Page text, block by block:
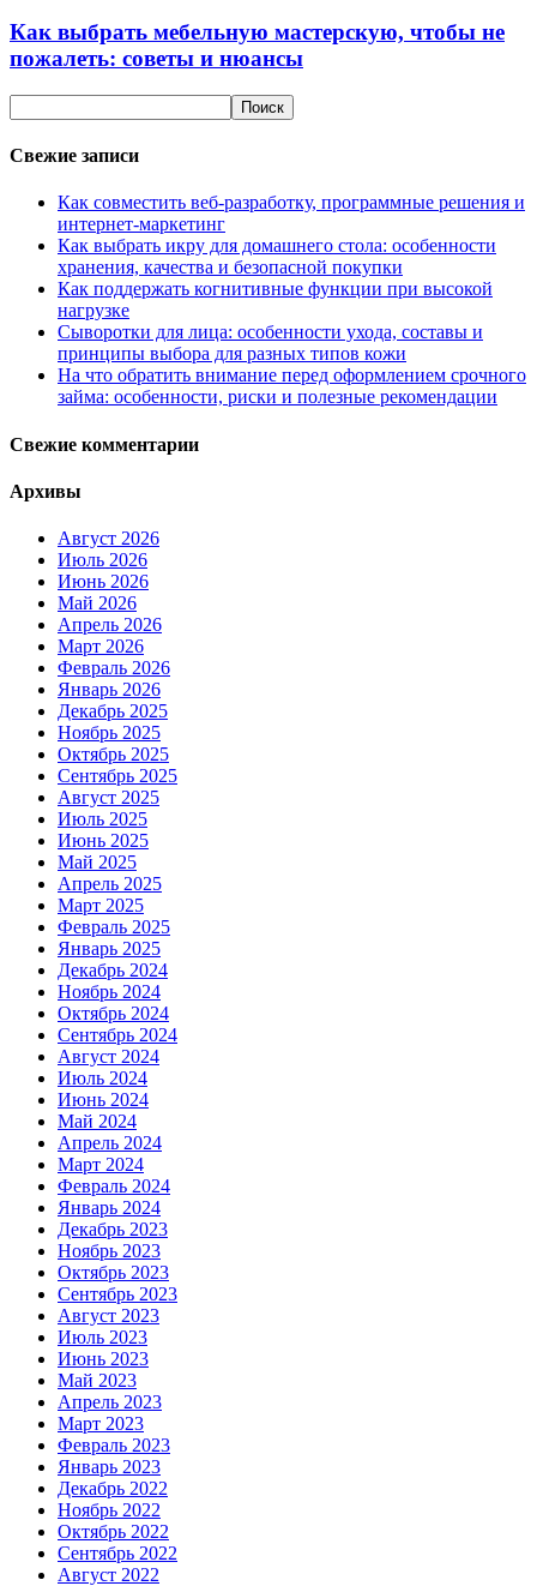
Как выбрать мебельную мастерскую, чтобы не
пожалеть: советы и нюансы
Свежие записи
Как совместить веб-разработку, программные решения и
интернет-маркетинг
Как выбрать икру для домашнего стола: особенности
хранения, качества и безопасной покупки
Как поддержать когнитивные функции при высокой
нагрузке
Сыворотки для лица: особенности ухода, составы и
принципы выбора для разных типов кожи
На что обратить внимание перед оформлением срочного
займа: особенности, риски и полезные рекомендации
Свежие комментарии
Архивы
Август 2026
Июль 2026
Июнь 2026
Май 2026
Апрель 2026
Март 2026
Февраль 2026
Январь 2026
Декабрь 2025
Ноябрь 2025
Октябрь 2025
Сентябрь 2025
Август 2025
Июль 2025
Июнь 2025
Май 2025
Апрель 2025
Март 2025
Февраль 2025
Январь 2025
Декабрь 2024
Ноябрь 2024
Октябрь 2024
Сентябрь 2024
Август 2024
Июль 2024
Июнь 2024
Май 2024
Апрель 2024
Март 2024
Февраль 2024
Январь 2024
Декабрь 2023
Ноябрь 2023
Октябрь 2023
Сентябрь 2023
Август 2023
Июль 2023
Июнь 2023
Май 2023
Апрель 2023
Март 2023
Февраль 2023
Январь 2023
Декабрь 2022
Ноябрь 2022
Октябрь 2022
Сентябрь 2022
Август 2022